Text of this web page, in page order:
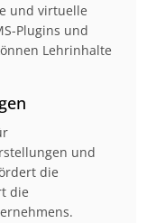
und virtuelle
Plugins und
Lehrinhalte
und
die
die